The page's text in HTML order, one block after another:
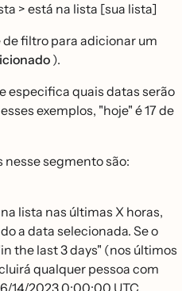
> está na lista [sua lista]
de filtro para adicionar um
).
especifica quais datas serão
exemplos, "hoje" é 17 de
segmento são:
lista nas últimas X horas,
a data selecionada. Se o
the last 3 days" (nos últimos
qualquer pessoa com